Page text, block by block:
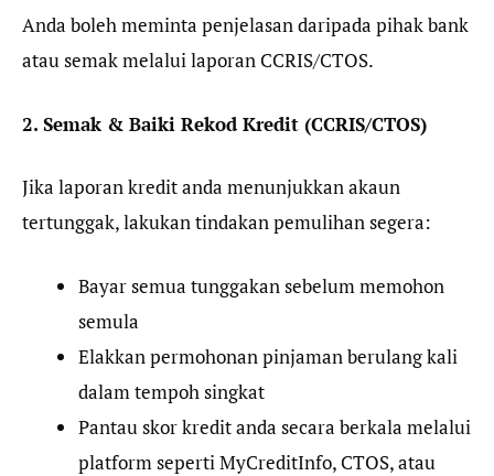
Anda boleh meminta penjelasan daripada pihak bank
atau semak melalui laporan CCRIS/CTOS.
2. Semak & Baiki Rekod Kredit (CCRIS/CTOS)
Jika laporan kredit anda menunjukkan akaun
tertunggak, lakukan tindakan pemulihan segera:
Bayar semua tunggakan sebelum memohon
semula
Elakkan permohonan pinjaman berulang kali
dalam tempoh singkat
Pantau skor kredit anda secara berkala melalui
platform seperti MyCreditInfo, CTOS, atau